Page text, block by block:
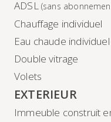
ADSL (sans
Chauffage individuel
Eau chaude individuel
Double vitrage
Volets
EXTERIEUR
Immeuble construit